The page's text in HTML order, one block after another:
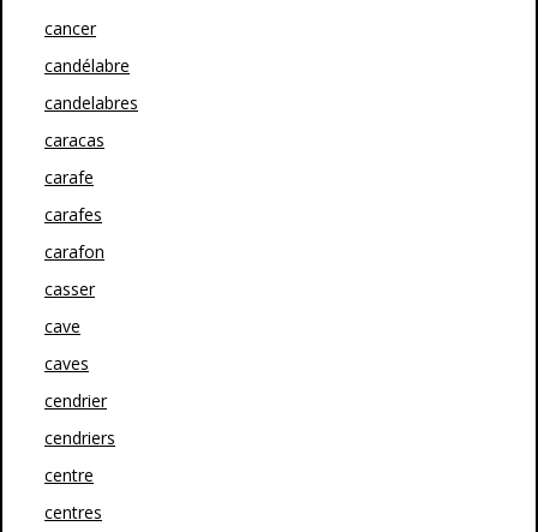
cancer
candélabre
candelabres
caracas
carafe
carafes
carafon
casser
cave
caves
cendrier
cendriers
centre
centres